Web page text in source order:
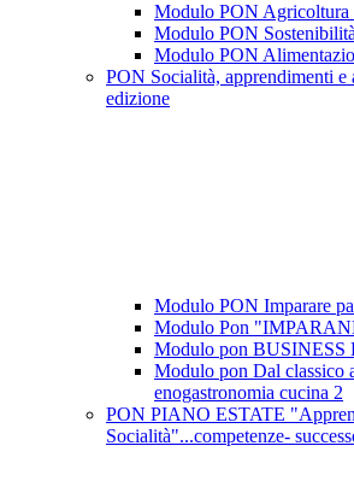
Modulo PON Agricoltura
Modulo PON
Modulo PON
PON Socialità, apprendimenti e
edizione
Modulo PON Imparare
Modulo Pon
Modulo pon BUSINESS
Modulo pon Dal classico
enogastronomia cucina 2
PON PIANO ESTATE
Socialità"...competenze-